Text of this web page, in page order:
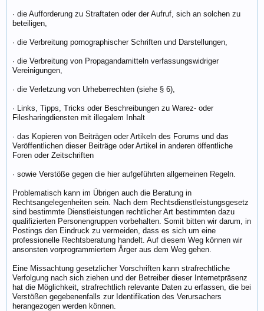
· die Aufforderung zu Straftaten oder der Aufruf, sich an solchen zu
beteiligen,
· die Verbreitung pornographischer Schriften und Darstellungen,
· die Verbreitung von Propagandamitteln verfassungswidriger
Vereinigungen,
· die Verletzung von Urheberrechten (siehe § 6),
· Links, Tipps, Tricks oder Beschreibungen zu Warez- oder
Filesharingdiensten mit illegalem Inhalt
· das Kopieren von Beiträgen oder Artikeln des Forums und das
Veröffentlichen dieser Beiträge oder Artikel in anderen öffentliche
Foren oder Zeitschriften
· sowie Verstöße gegen die hier aufgeführten allgemeinen Regeln.
Problematisch kann im Übrigen auch die Beratung in
Rechtsangelegenheiten sein. Nach dem Rechtsdienstleistungsgesetz
sind bestimmte Dienstleistungen rechtlicher Art bestimmten dazu
qualifizierten Personengruppen vorbehalten. Somit bitten wir darum, in
Postings den Eindruck zu vermeiden, dass es sich um eine
professionelle Rechtsberatung handelt. Auf diesem Weg können wir
ansonsten vorprogrammiertem Ärger aus dem Weg gehen.
Eine Missachtung gesetzlicher Vorschriften kann strafrechtliche
Verfolgung nach sich ziehen und der Betreiber dieser Internetpräsenz
hat die Möglichkeit, strafrechtlich relevante Daten zu erfassen, die bei
Verstößen gegebenenfalls zur Identifikation des Verursachers
herangezogen werden können.